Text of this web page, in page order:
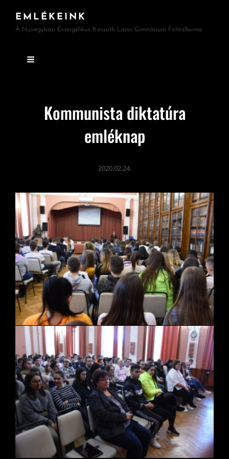
EMLÉKEINK
A Nyíregyházi Evangélikus Kossuth Lajos Gimnázium Fotóalbuma
Kommunista diktatúra
emléknap
2020.02.24.